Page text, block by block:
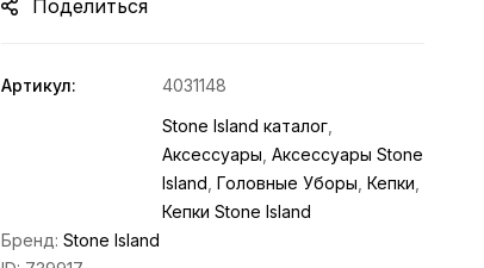
Поделиться
Артикул:
4031148
Stone Island каталог
Аксессуары ,Аксессуары Stone
Island ,Головные Уборы ,Кепки
Кепки Stone Island
Бренд:Stone Island